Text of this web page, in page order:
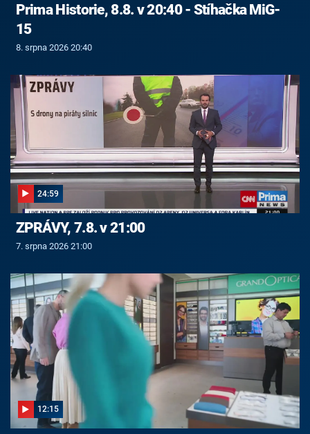
Prima Historie, 8.8. v 20:40 - Stíhačka MiG-
15
8. srpna 2026 20:40
24:59
ZPRÁVY, 7.8. v 21:00
7. srpna 2026 21:00
12:15